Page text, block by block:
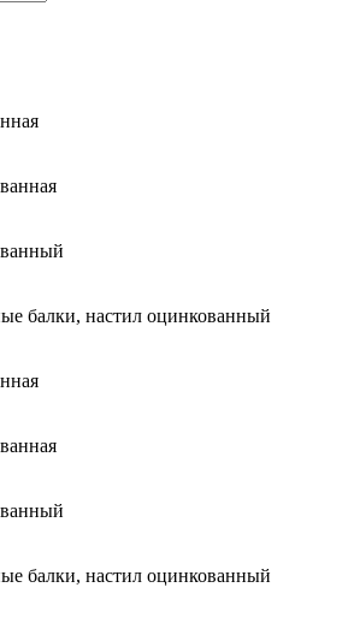
балки, настил оцинкованный
балки, настил оцинкованный